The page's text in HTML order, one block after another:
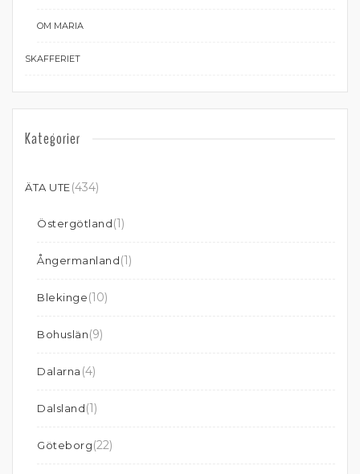
OM MARIA
SKAFFERIET
Kategorier
ÄTA UTE(434)
Östergötland(1)
Ångermanland(1)
Blekinge(10)
Bohuslän(9)
Dalarna (4)
Dalsland(1)
Göteborg(22)